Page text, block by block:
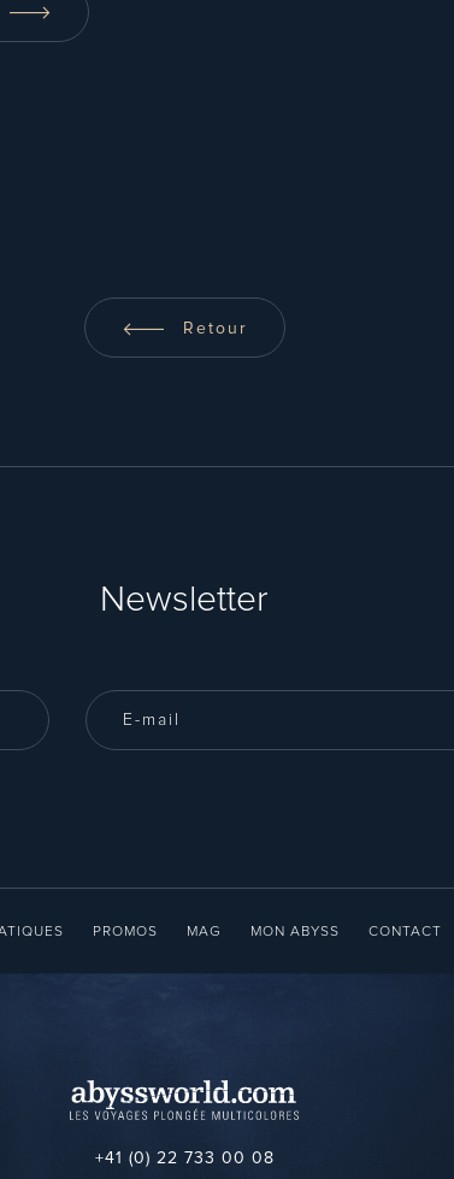
Retour
Newsletter
PROMOS MAG MON ABYSS CONTACT
+41 (0) 22 733 00 08